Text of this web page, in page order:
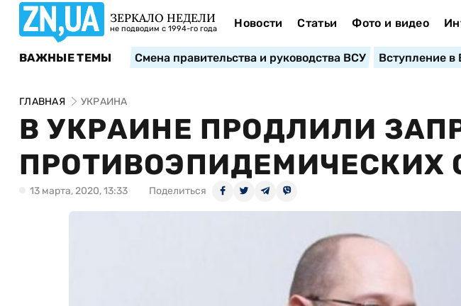
ЗЕРКАЛО НЕДЕЛИ
не подводим с 1994-го года Новости Статьи Фото и видео
ВАЖНЫЕ ТЕМЫ Смена правительства и руководства ВСУ Вступление в
ГЛАВНАЯ УКРАИНА
В УКРАИНЕ ПРОДЛИЛИ
ПРОТИВОЭПИДЕМИЧЕСКИХ
13 марта, 2020, 13:33 Поделиться